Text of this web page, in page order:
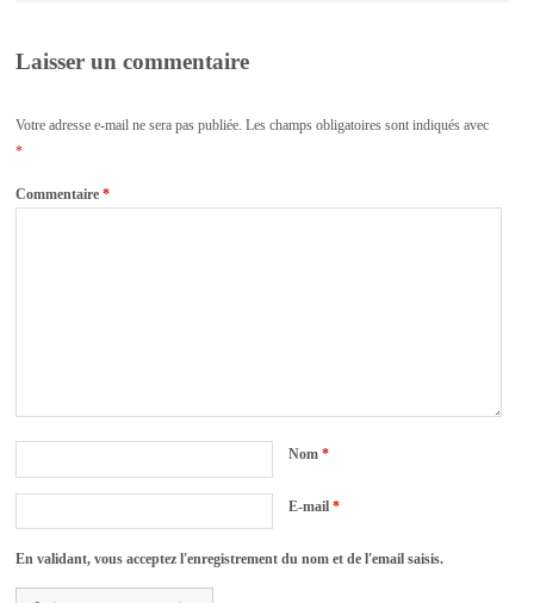
Laisser un commentaire
Votre adresse e-mail ne sera pas publiée. Les champs obligatoires sont indiqués avec
*
Commentaire*
Nom*
E-mail*
En validant, vous acceptez l'enregistrement du nom et de l'email saisis.